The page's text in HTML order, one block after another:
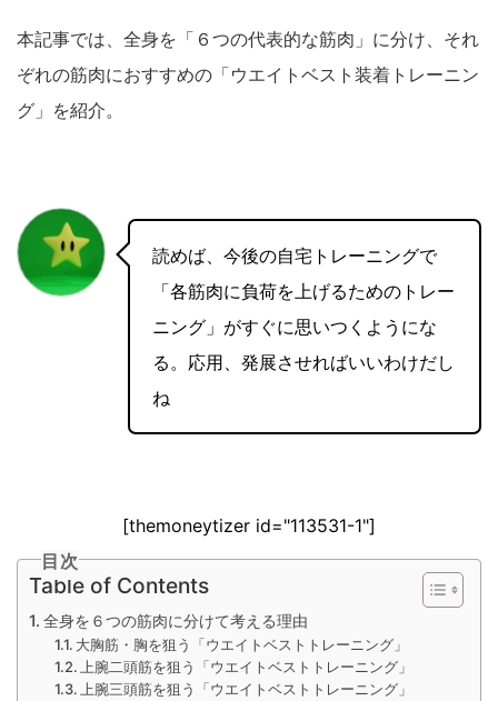
本記事では、全身を「６つの代表的な筋肉」に分け、それ
ぞれの筋肉におすすめの「ウエイトベスト装着トレーニン
グ」を紹介。
読めば、今後の自宅トレーニングで
「各筋肉に負荷を上げるためのトレー
ニング」がすぐに思いつくようにな
る。応用、発展させればいいわけだし
ね
[themoneytizer id="113531-1"]
目次
Table of Contents
全身を６つの筋肉に分けて考える理由
大胸筋・胸を狙う「ウエイトベストトレーニング」
上腕二頭筋を狙う「ウエイトベストトレーニング」
上腕三頭筋を狙う「ウエイトベストトレーニング」